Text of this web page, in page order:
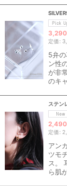
3,290
定価 :
5弁
ン性
が非
のキ
ステン
2,490
定価 :
アン
ツモ
ス。
ら肌